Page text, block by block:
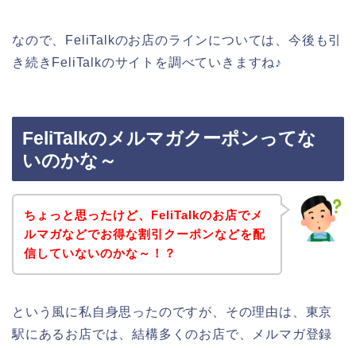
なので、FeliTalkのお店のラインについては、今後も引
き続きFeliTalkのサイトを調べていきますね♪
FeliTalkのメルマガクーポンってな
いのかな～
ちょっと思ったけど、FeliTalkのお店でメ
ルマガなどでお得な割引クーポンなどを配
信していないのかな～！？
という風に私自身思ったのですが、その理由は、東京
駅にあるお店では、結構多くのお店で、メルマガ登録